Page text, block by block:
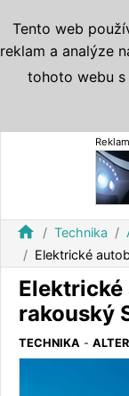
home Technika
Elektrické
Elektrické
rakouský
TECHNIKA -
Tento web
reklam a analýze
tohoto webu s